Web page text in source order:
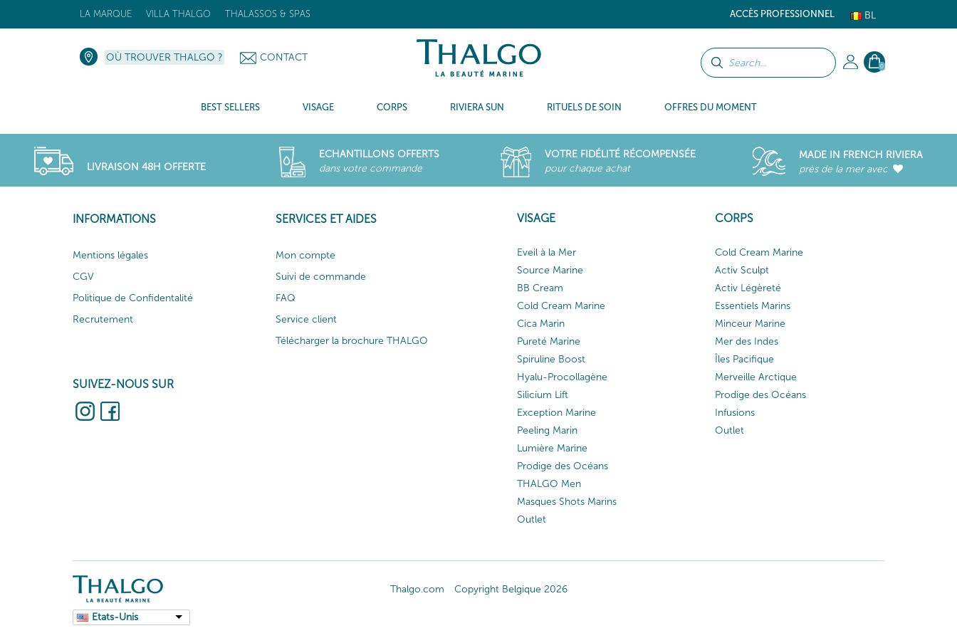
BL
ACCÈS PROFESSIONNEL
LA MARQUE VILLA THALGO THALASSOS & SPAS
0
OÙ TROUVER THALGO ? CONTACT
BEST SELLERS VISAGE CORPS RIVIERA SUN RITUELS DE SOIN OFFRES DU MOMENT
LIVRAISON 48H OFFERTE
ECHANTILLONS OFFERTS
dans votre commande
VOTRE FIDÉLITÉ RÉCOMPENSÉE
pour chaque achat
MADE IN FRENCH RIVIERA
près de la mer avec
INFORMATIONS
Mentions légales
CGV
Politique de Confidentalité
Recrutement
SUIVEZ-NOUS SUR
SERVICES ET AIDES
Mon compte
Suivi de commande
FAQ
Service client
Télécharger la brochure THALGO
VISAGE
Eveil à la Mer
Source Marine
BB Cream
Cold Cream Marine
Cica Marin
Pureté Marine
Spiruline Boost
Hyalu-Procollagène
Silicium Lift
Exception Marine
Peeling Marin
Lumière Marine
Prodige des Océans
THALGO Men
Masques Shots Marins
Outlet
CORPS
Cold Cream Marine
Activ Sculpt
Activ Légèreté
Essentiels Marins
Minceur Marine
Mer des Indes
Îles Pacifique
Merveille Arctique
Prodige des Océans
Infusions
Outlet
Etats-Unis
Thalgo.com Copyright Belgique 2026